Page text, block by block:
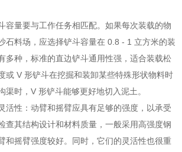
容量要与工作任务相匹配。如果每次装载的物
石料场，应选择铲斗容量在 0.8 - 1 立方米的装
多种，标准的直边铲斗通用性强，适合装载松
或 V 形铲斗在挖掘和装卸某些特殊形状物料时
渠时，V 形铲斗能够更好地切入泥土。
活性：动臂和摇臂应具有足够的强度，以承受
查其结构设计和材料质量，一般采用高强度钢
和摇臂强度较好。同时，它们的灵活性也很重